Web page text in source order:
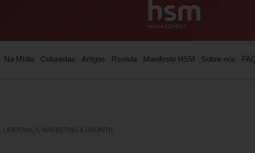
Na Mídia Colunistas Artigos Revista Manifesto HSM Sobre nós
, LIDERANÇA, MARKETING & GROWTH